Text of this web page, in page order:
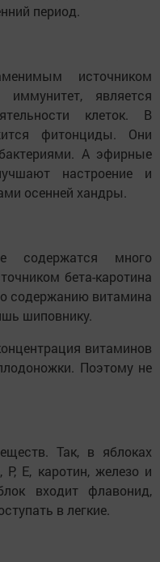
период.
источником
является
клеток. В
фитонциды. Они
А эфирные
настроение и
осенней хандры.
содержатся много
бета-каротина
содержанию витамина
шиповнику.
витаминов
Поэтому не
Так, в яблоках
Е, каротин, железо и
входит флавонид,
в легкие.